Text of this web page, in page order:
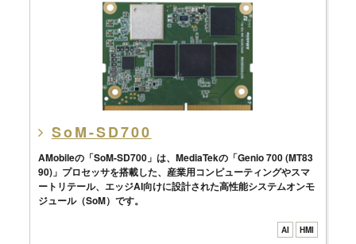
SoM-SD700
AMobileの「SoM-SD700」は、MediaTekの「Genio 700 (MT83
90)」プロセッサを搭載した、産業用コンピューティングやスマ
ートリテール、エッジAI向けに設計された高性能システムオンモ
ジュール（SoM）です。
AI HMI